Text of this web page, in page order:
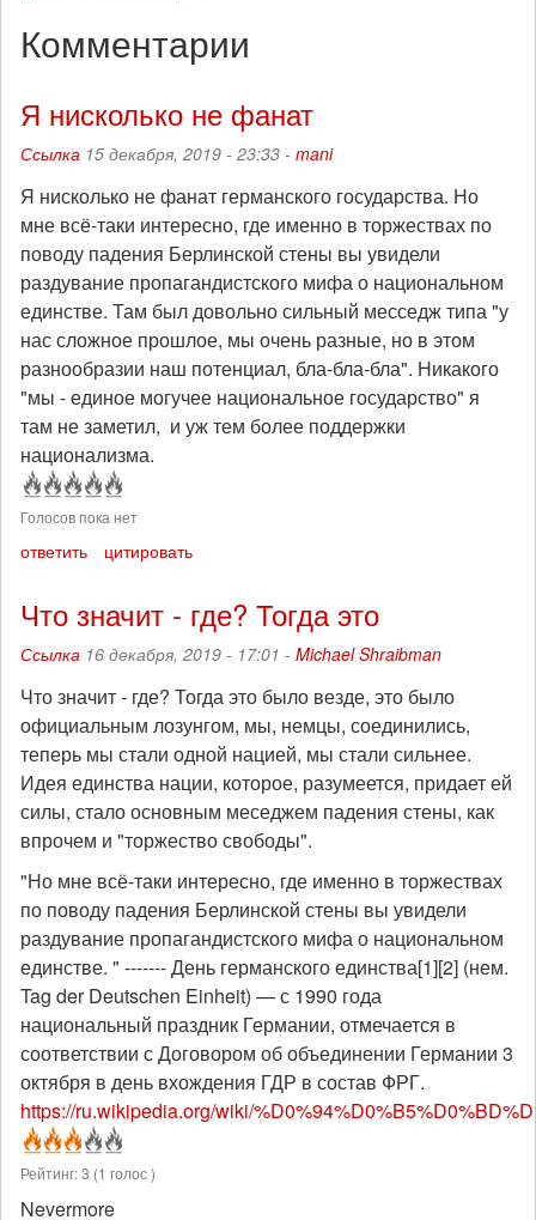
Комментарии
Я нисколько не фанат
Ссылка 15 декабря, 2019 - 23:33 - mani
Я нисколько не фанат германского государства. Но
мне всё-таки интересно, где именно в торжествах по
поводу падения Берлинской стены вы увидели
раздувание пропагандистского мифа о национальном
единстве. Там был довольно сильный месседж типа "у
нас сложное прошлое, мы очень разные, но в этом
разнообразии наш потенциал, бла-бла-бла". Никакого
"мы - единое могучее национальное государство" я
там не заметил, и уж тем более поддержки
национализма.
Голосов пока нет
ответить цитировать
Что значит - где? Тогда это
Ссылка 16 декабря, 2019 - 17:01 - Michael Shraibman
Что значит - где? Тогда это было везде, это было
официальным лозунгом, мы, немцы, соединились,
теперь мы стали одной нацией, мы стали сильнее.
Идея единства нации, которое, разумеется, придает ей
силы, стало основным меседжем падения стены, как
впрочем и "торжество свободы".
"Но мне всё-таки интересно, где именно в торжествах
по поводу падения Берлинской стены вы увидели
раздувание пропагандистского мифа о национальном
единстве. " ------- День германского единства[1][2] (нем.
Tag der Deutschen Einheit) — с 1990 года
национальный праздник Германии, отмечается в
соответствии с Договором об объединении Германии 3
октября в день вхождения ГДР в состав ФРГ.
https://ru.wikipedia.org/wiki/
Рейтинг:3 (1 голос )
Nevermore